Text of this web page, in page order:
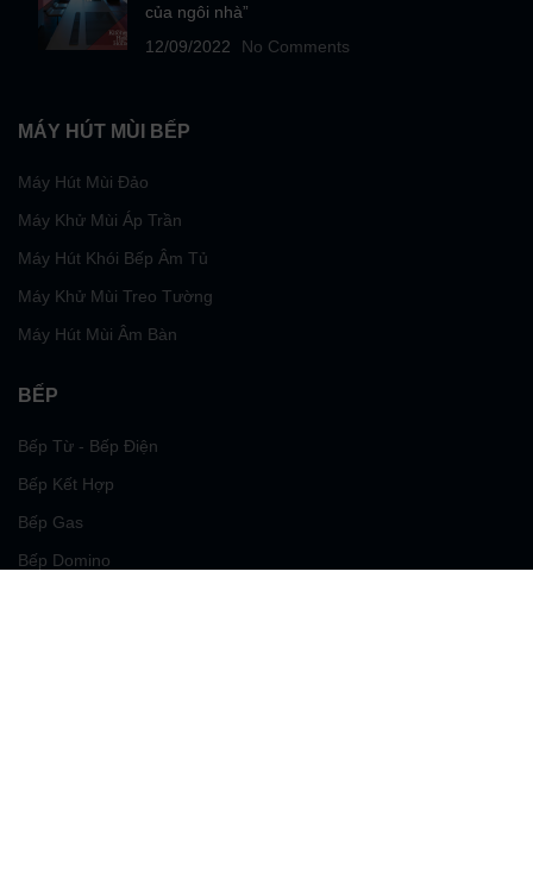
của ngôi nhà”
12/09/2022
No Comments
MÁY HÚT MÙI BẾP
Máy Hút Mùi Đảo
Máy Khử Mùi Áp Trần
Máy Hút Khói Bếp Âm Tủ
Máy Khử Mùi Treo Tường
Máy Hút Mùi Âm Bàn
BẾP
Bếp Từ - Bếp Điện
Bếp Kết Hợp
Bếp Gas
Bếp Domino